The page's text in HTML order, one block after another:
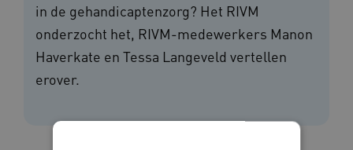
in de gehandicaptenzorg? Het RIVM
onderzocht het, RIVM-medewerkers Manon
Haverkate en Tessa Langeveld vertellen
erover.